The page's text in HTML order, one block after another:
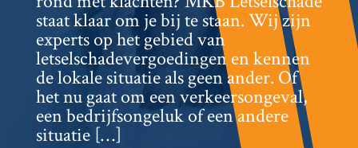
staat klaar om je bij te staan.​ Wij zijn
experts op het gebied van
letselschadevergoedingen en kennen
de lokale situatie als geen ander.​ Of
het nu gaat om een verkeersongeval,
een bedrijfsongeluk of een andere
situatie […]